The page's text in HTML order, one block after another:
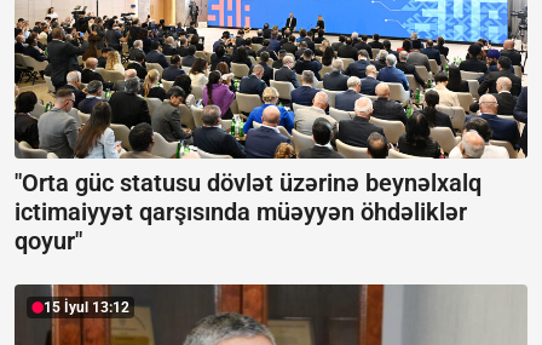
"Orta güc statusu dövlət üzərinə beynəlxalq
ictimaiyyət qarşısında müəyyən öhdəliklər
qoyur"
15 İyul 13:12